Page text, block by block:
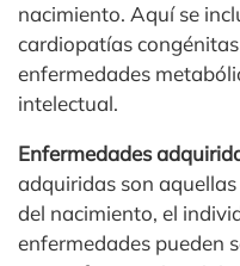
nacimiento. Aquí se
cardiopatías
enfermedades
intelectual.
Enfermedades
adquiridas son
del nacimiento, el
enfermedades pueden